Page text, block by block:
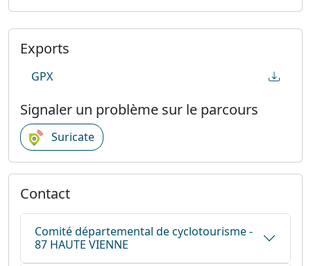
Exports
GPX
Signaler un problème sur le parcours
Suricate
Contact
Comité départemental de cyclotourisme -
87 HAUTE VIENNE